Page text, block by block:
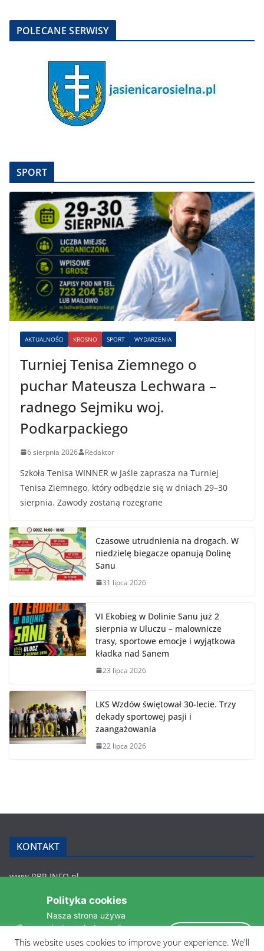
POLECANE SERWISY
SPORT
AKTUALNOŚCI KROSNO SPORT WYDARZENIA
Turniej Tenisa Ziemnego o
puchar Mateusza Lechwara –
radnego Sejmiku woj.
Podkarpackiego
6 sierpnia 2026 Redaktor
Szkoła Tenisa WINNER w Jaśle zaprasza na Turniej
Tenisa Ziemnego, który odbędzie się w dniach 29–30
sierpnia. Zawody zostaną rozegrane
Czasowe utrudnienia na drogach. W
niedzielę biegacze opanują Dolinę
Sanu
31 lipca 2026
VI Ekobieg w Dolinie Sanu już 2
sierpnia w Uluczu – malownicze
trasy, sportowe emocje i wyjątkowa
kładka nad Sanem
23 lipca 2026
LKS Wzdów świętował 30-lecie. Trzy
dekady sportowej pasji i
zaangażowania
22 lipca 2026
KONTAKT
www.RBR.INFO.pl
36-200 Brzozów
rbr.info.pl@gmail.com
This website uses cookies to improve your experience. We'll
Polityka cookies
Nasza strona używa
ciasteczek do analizy
statystyk i zapewnienia
Akceptuję